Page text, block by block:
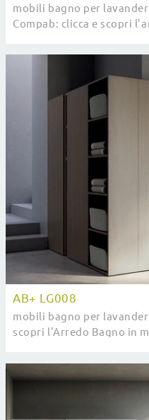
mobili bagno per
Compab: clicca e scopri
AB+ LG008
mobili bagno per
scopri l'Arredo Bagno in